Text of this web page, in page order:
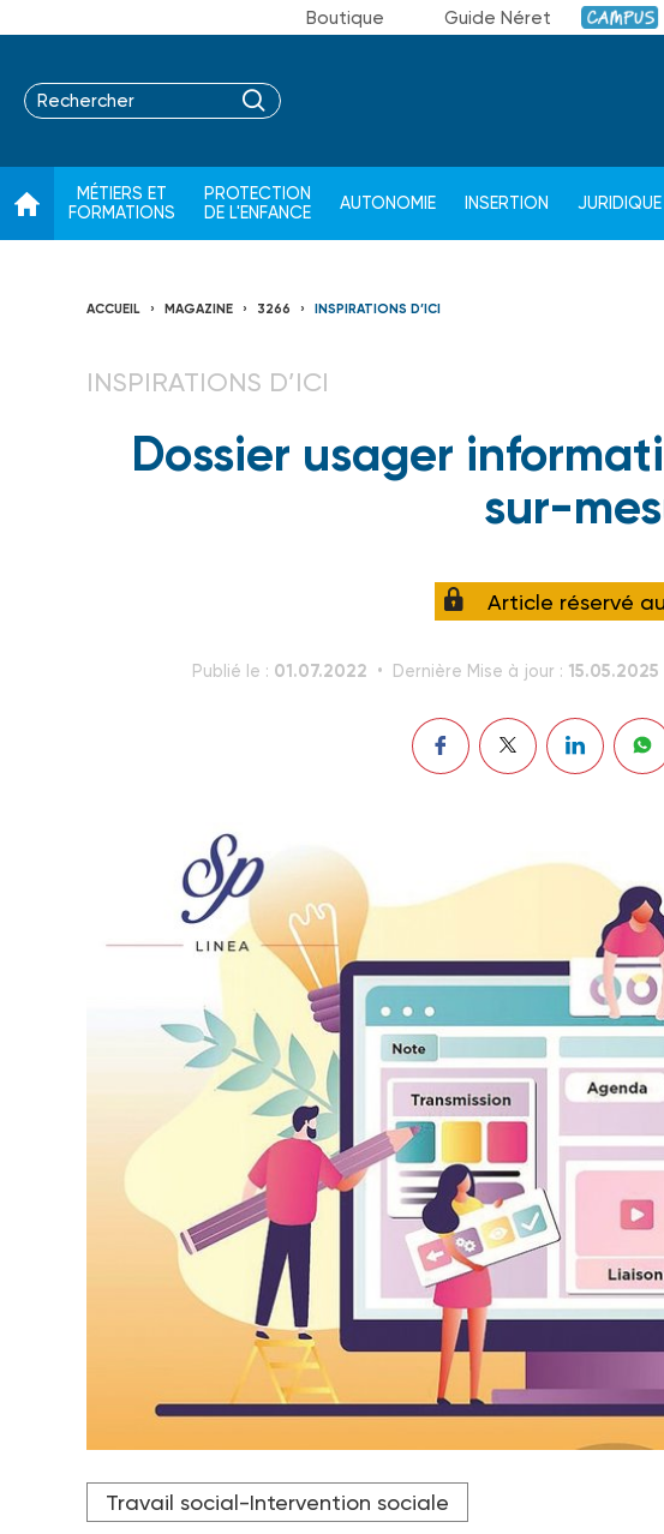
Boutique Guide Néret Campus
MÉTIERS ET
FORMATIONS
PROTECTION
DE L'ENFANCE
AUTONOMIE INSERTION JURIDIQUE
ACCUEIL MAGAZINE 3266 INSPIRATIONS D’ICI
INSPIRATIONS D’ICI
Dossier usager
sur-
Article réservé
Publié le : 01.07.2022 Dernière Mise à jour : 15.05.2025
Crédit photo Société philanthropique
Travail social-Intervention sociale